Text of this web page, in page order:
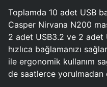
Toplamda 10 adet USB
Casper Nirvana N200
2 adet USB3.2 ve 2 adet
hızlıca bağlamanızı
ile ergonomik kullanım
de saatlerce yorulmadan